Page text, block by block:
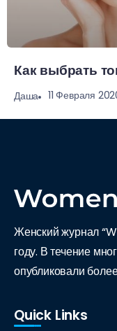
Как выбрать
Даша 11 Февраля
Женский журнал
году. В течение
опубликовали
Quick Links